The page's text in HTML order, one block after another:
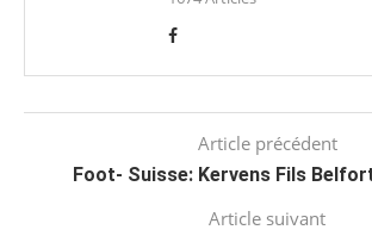
Article précédent
Foot- Suisse: Kervens Fils
Article suivant